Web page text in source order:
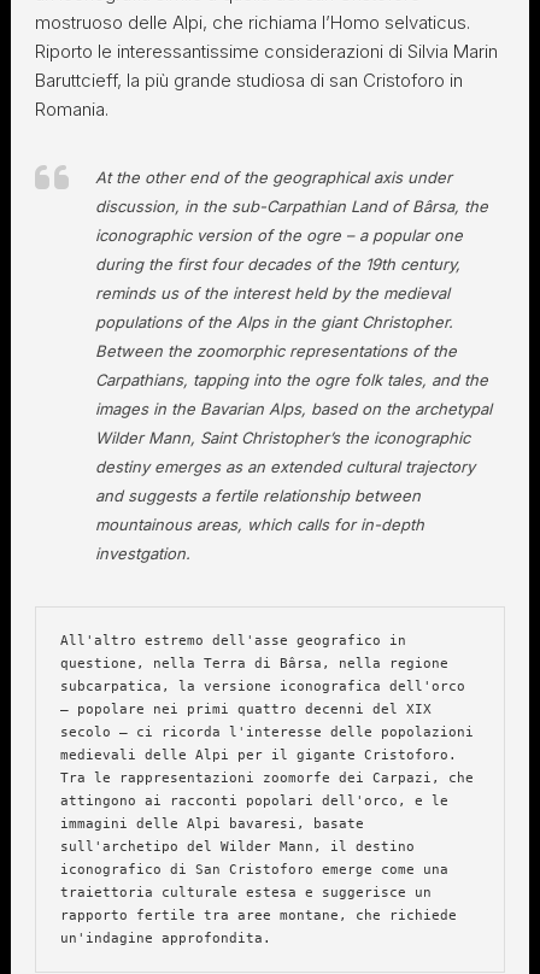
mostruoso delle Alpi, che richiama l’Homo selvaticus.
Riporto le interessantissime considerazioni di Silvia Marin
Baruttcieff, la più grande studiosa di san Cristoforo in
Romania.
At the other end of the geographical axis under
discussion, in the sub-Carpathian Land of Bârsa, the
iconographic version of the ogre – a popular one
during the first four decades of the 19th century,
reminds us of the interest held by the medieval
populations of the Alps in the giant Christopher.
Between the zoomorphic representations of the
Carpathians, tapping into the ogre folk tales, and the
images in the Bavarian Alps, based on the archetypal
Wilder Mann, Saint Christopher’s the iconographic
destiny emerges as an extended cultural trajectory
and suggests a fertile relationship between
mountainous areas, which calls for in-depth
investgation.
All'altro estremo dell'asse geografico in
questione, nella Terra di Bârsa, nella regione
subcarpatica, la versione iconografica dell'orco
– popolare nei primi quattro decenni del XIX
secolo – ci ricorda l'interesse delle popolazioni
medievali delle Alpi per il gigante Cristoforo.
Tra le rappresentazioni zoomorfe dei Carpazi, che
attingono ai racconti popolari dell'orco, e le
immagini delle Alpi bavaresi, basate
sull'archetipo del Wilder Mann, il destino
iconografico di San Cristoforo emerge come una
traiettoria culturale estesa e suggerisce un
rapporto fertile tra aree montane, che richiede
un'indagine approfondita.